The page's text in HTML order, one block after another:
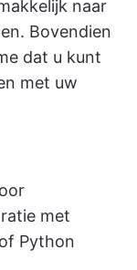
naar
Bovendien
dat u kunt
met uw
met
Python